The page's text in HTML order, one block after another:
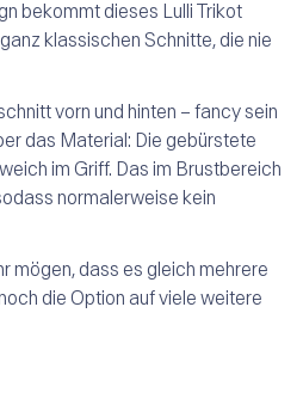
bekommt dieses Lulli Trikot
klassischen Schnitte, die nie
vorn und hinten – fancy sein
das Material: Die gebürstete
im Griff. Das im Brustbereich
normalerweise kein
mögen, dass es gleich mehrere
die Option auf viele weitere